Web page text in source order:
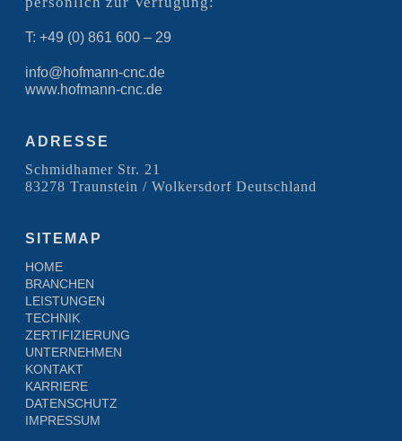
T: +49 (0) 861 600 – 29
info@hofmann-cnc.de
www.hofmann-cnc.de
ADRESSE
Schmidhamer Str. 21
83278 Traunstein / Wolkersdorf Deutschland
SITEMAP
HOME
BRANCHEN
LEISTUNGEN
TECHNIK
ZERTIFIZIERUNG
UNTERNEHMEN
KONTAKT
KARRIERE
DATENSCHUTZ
IMPRESSUM